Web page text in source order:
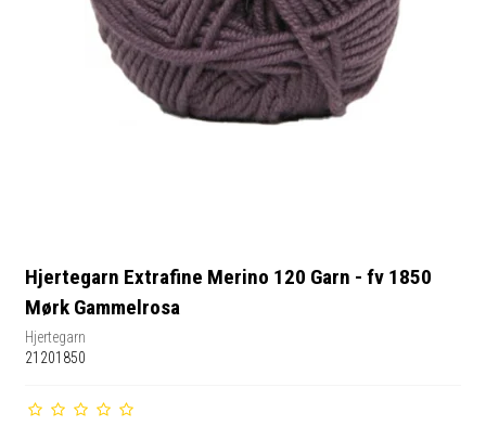
Hjertegarn Extrafine Merino 120 Garn - fv 1850
Mørk Gammelrosa
Hjertegarn
21201850